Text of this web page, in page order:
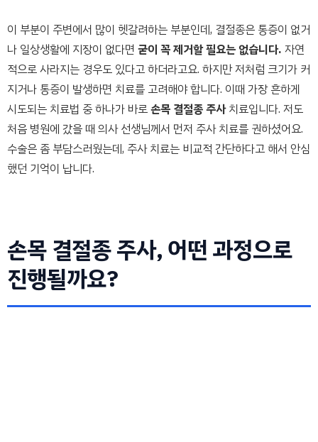
이 부분이 주변에서 많이 헷갈려하는 부분인데, 결절종은 통증이 없거
나 일상생활에 지장이 없다면 굳이 꼭 제거할 필요는 없습니다. 자연
적으로 사라지는 경우도 있다고 하더라고요. 하지만 저처럼 크기가 커
지거나 통증이 발생하면 치료를 고려해야 합니다. 이때 가장 흔하게
시도되는 치료법 중 하나가 바로손목 결절종 주사치료입니다. 저도
처음 병원에 갔을 때 의사 선생님께서 먼저 주사 치료를 권하셨어요.
수술은 좀 부담스러웠는데, 주사 치료는 비교적 간단하다고 해서 안심
했던 기억이 납니다.
손목 결절종 주사, 어떤 과정으로
진행될까요?